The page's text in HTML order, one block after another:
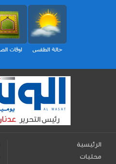
الرئيسية
محليات